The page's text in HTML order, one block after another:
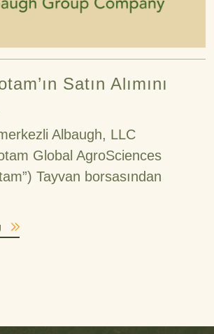
Satın Alımını
Albaugh, LLC
Global AgroSciences
Tayvan borsasından